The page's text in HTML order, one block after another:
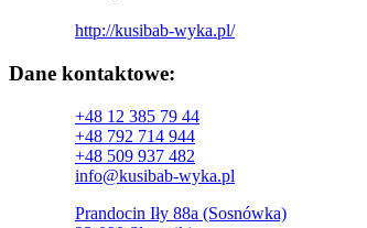
http://kusibab-wyka.pl/
Dane kontaktowe:
+48 12 385 79 44
+48 792 714 944
+48 509 937 482
info@kusibab-wyka.pl
Prandocin Iły 88a (Sosnówka)